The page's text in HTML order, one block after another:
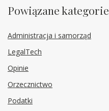
Powiązane kategorie
Administracja i samorząd
LegalTech
Opinie
Orzecznictwo
Podatki